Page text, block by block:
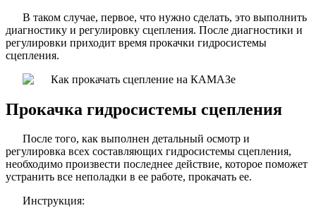
В таком случае, первое, что нужно сделать, это выполнить
диагностику и регулировку сцепления. После диагностики и
регулировки приходит время прокачки гидросистемы
сцепления.
Прокачка гидросистемы сцепления
После того, как выполнен детальный осмотр и
регулировка всех составляющих гидросистемы сцепления,
необходимо произвести последнее действие, которое поможет
устранить все неполадки в ее работе, прокачать ее.
Инструкция: